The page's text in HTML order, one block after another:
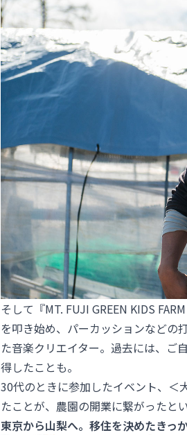
そして『MT. FUJI GREEN KIDS
を叩き始め、パーカッションなどの
た音楽クリエイター。過去には、ご
得したことも。
30代のときに参加したイベント、＜
たことが、農園の開業に繋がったとい
東京から山梨へ。移住を決めたきっ